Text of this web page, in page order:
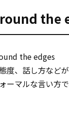
the
the edges
度、話し方など
ーマルな言い方